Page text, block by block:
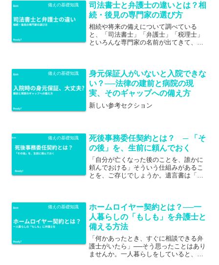
備えの基礎知識
司法書士と弁護士の違いとは？相
続・後見の専門家の選び方
相続や将来の備えについて調べている
と、「司法書士」「弁護士」「税理士」
といろんな専門家の名前が出てきて、結
ら、そこでいい？」実は専門...
備えの基礎知識
身元保証人がいないと入院できな
い？──法律の建前と病院の現
実、そのギャップへの備え方
新しい参考セクション
備えの基礎知識
死後事務委任契約とは？ ─ 「そ
の後」を、生前に頼んでおく
「自分が亡くなった後のことを、誰かに
頼んでおける」そういう仕組みがあるこ
とを、ご存じでしょうか。遺言書は「財
要です。病院の支払い、葬...
備えの基礎知識
ホームロイヤー契約とは？──一
人暮らしの「もしも」を弁護士と
備える方法
「何かあったとき、すぐに相談できる弁
護士がいたら」──そう思ったことはあり
ませんか。一人暮らしをしていると、入